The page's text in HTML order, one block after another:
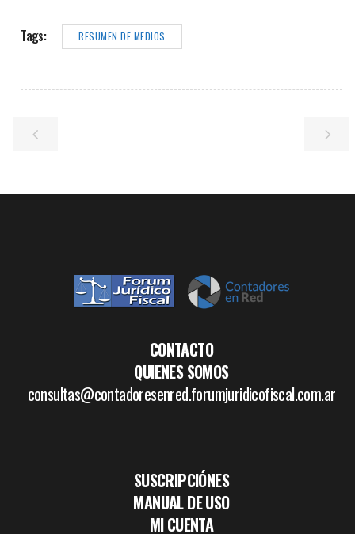
Tags: RESUMEN DE MEDIOS
CONTACTO
QUIENES SOMOS
consultas@contadoresenred.forumjuridicofiscal.com.ar
SUSCRIPCIÓNES
MANUAL DE USO
MI CUENTA